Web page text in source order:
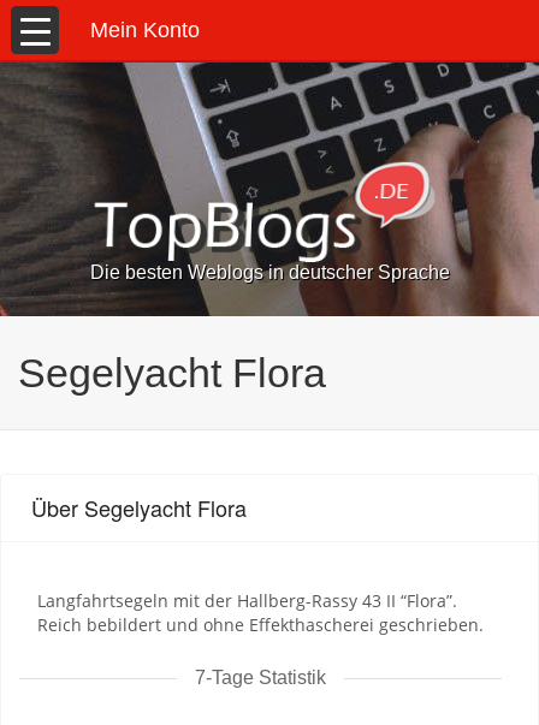
Mein Konto
Die besten Weblogs in deutscher Sprache
Segelyacht Flora
Über Segelyacht Flora
Langfahrtsegeln mit der Hallberg-Rassy 43 II “Flora”.
Reich bebildert und ohne Effekthascherei geschrieben.
7-Tage Statistik